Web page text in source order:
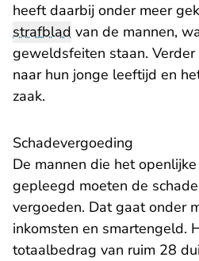
heeft daarbij onder meer
strafblad van de mannen,
geweldsfeiten staan.
naar hun jonge leeftijd en
zaak.
Schadevergoeding
De mannen die het
gepleegd moeten de
vergoeden. Dat gaat onder
inkomsten en smartengeld.
totaalbedrag van ruim 28